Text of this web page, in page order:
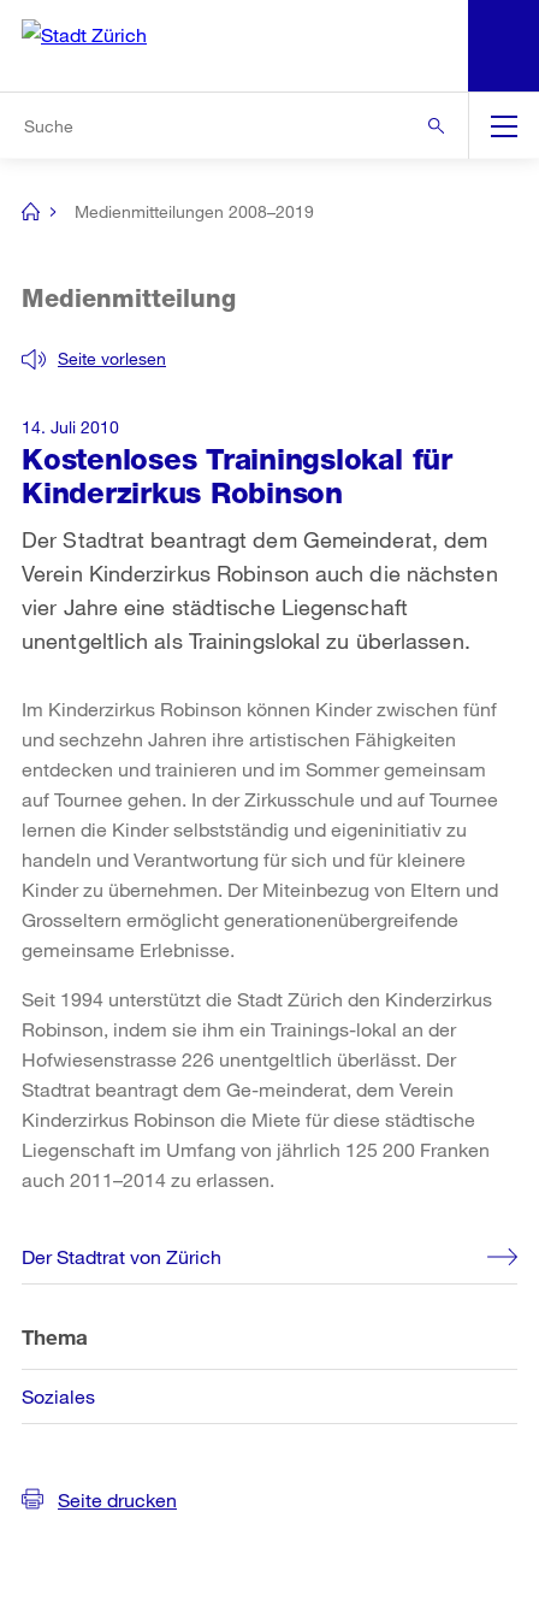
Navigation
[no
Medienmitteilungen 2008–2019
Kostenloses Trainingslokal für
Kinderzirkus Robinson
Seite vorlesen
Medienmitteilung
Der Stadtrat beantragt dem Gemeinderat, dem
Verein Kinderzirkus Robinson auch die nächsten
vier Jahre eine städtische Liegenschaft
unentgeltlich als Trainingslokal zu überlassen.
14. Juli 2010
Im Kinderzirkus Robinson können Kinder zwischen fünf
und sechzehn Jahren ihre artistischen Fähigkeiten
entdecken und trainieren und im Sommer gemeinsam
auf Tournee gehen. In der Zirkusschule und auf Tournee
lernen die Kinder selbstständig und eigeninitiativ zu
handeln und Verantwortung für sich und für kleinere
Kinder zu übernehmen. Der Miteinbezug von Eltern und
Grosseltern ermöglicht generationenübergreifende
gemeinsame Erlebnisse.
Seit 1994 unterstützt die Stadt Zürich den Kinderzirkus
Robinson, indem sie ihm ein Trainings-lokal an der
Hofwiesenstrasse 226 unentgeltlich überlässt. Der
Stadtrat beantragt dem Ge-meinderat, dem Verein
Kinderzirkus Robinson die Miete für diese städtische
Liegenschaft im Umfang von jährlich 125 200 Franken
auch 2011–2014 zu erlassen.
Weitere
Informationen
Der Stadtrat von Zürich
Thema
Soziales
Seite drucken